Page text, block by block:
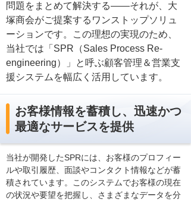
問題をまとめて解決する――それが、大
塚商会がご提案するワンストップソリュ
ーションです。この理想の実現のため、
当社では「SPR（Sales Process Re-
engineering）」と呼ぶ顧客管理＆営業支
援システムを幅広く活用しています。
お客様情報を蓄積し、迅速かつ
最適なサービスを提供
当社が開発したSPRには、お客様のプロフィー
ルや取引履歴、面談やコンタクト情報などが蓄
積されています。このシステムでお客様の現在
の状況や要望を把握し、さまざまなデータを分